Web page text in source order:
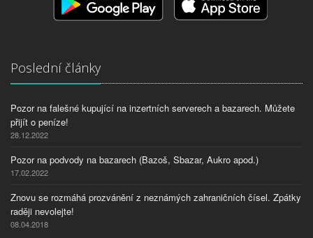
Poslední články
Pozor na falešné kupující na inzertních serverech a bazarech. Můžete
přijít o peníze!
28.12.2022
Pozor na podvody na bazarech (Bazoš, Sbazar, Aukro apod.)
17.02.2022
Znovu se rozmáhá prozvánění z neznámých zahraničních čísel. Zpátky
raději nevolejte!
08.04.2018